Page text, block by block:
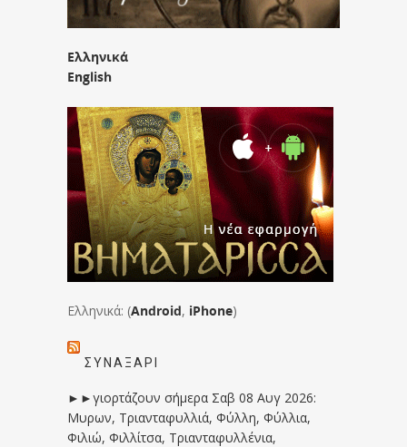
Ελληνικά
English
Ελληνικά: (Android, iPhone)
ΣΥΝΑΞΆΡΙ
►►γιορτάζουν σήμερα Σαβ 08 Αυγ 2026:
Μυρων, Τριανταφυλλιά, Φύλλη, Φύλλια,
Φιλιώ, Φιλλίτσα, Τριανταφυλλένια,